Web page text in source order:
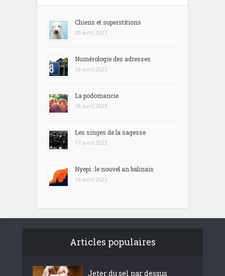
Chiens et superstitions
20 avril 2023
Numérologie des adresses
19 avril 2023
La podomancie
18 avril 2023
Les singes de la sagesse
17 avril 2023
Nyepi : le nouvel an balinais
16 avril 2023
Articles populaires
Jeter du sel par dessus